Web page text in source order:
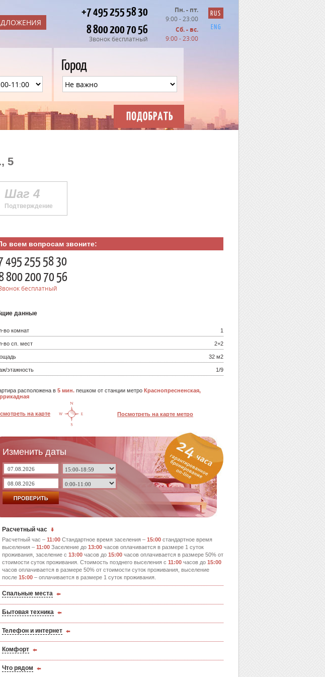
+7 495 255 58 30
8 800 200 70 56
Звонок бесплатный
Пн. - пт.
9:00 - 23:00
Сб. - вс.
9:00 - 23:00
RUS
ENG
Город
5
Шаг 4
Подтверждение
всем вопросам звоните:
495 255 58 30
800 200 70 56
бесплатный
данные
во комнат 1
во сп. мест 2+2
32 м2
этажность 1/9
расположена в 5 мин. пешком от станции метро Краснопресненская,
на карте Посмотреть на карте метро
Изменить даты
Расчетный час
Расчетный час – 11:00 Стандартное время заселения – 15:00 стандартное время
выселения – 11:00 Заселение до 13:00 часов оплачивается в размере 1 суток
проживания, заселение с 13:00 часов до 15:00 часов оплачивается в размере 50% от
стоимости суток проживания. Стоимость позднего выселения с 11:00 часов до 15:00
часов оплачивается в размере 50% от стоимости суток проживания, выселение
после 15:00 – оплачивается в размере 1 суток проживания.
Спальные места
Бытовая техника
Телефон и интернет
Комфорт
Что рядом